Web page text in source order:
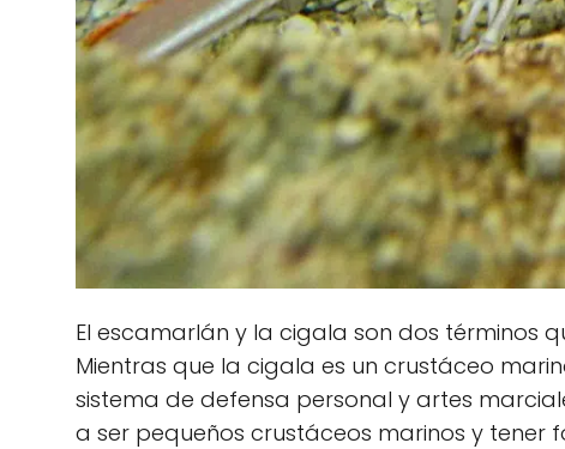
El escamarlán y la cigala son dos términos
Mientras que la cigala es un crustáceo
sistema de defensa personal y artes
a ser pequeños crustáceos marinos y tener